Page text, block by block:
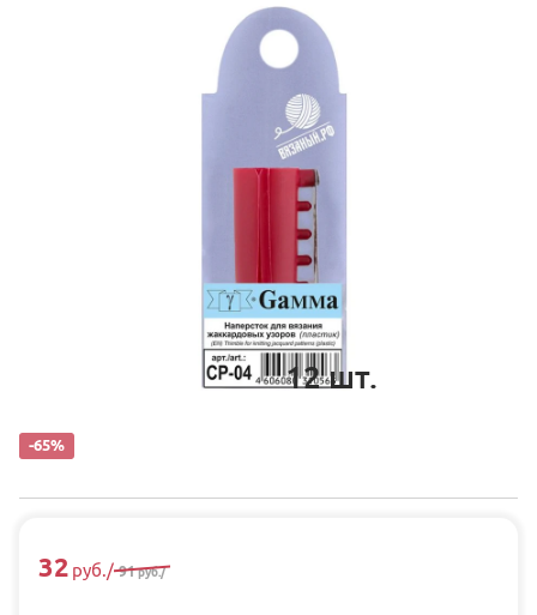
12 шт.
-65%
32 руб./ 91руб./